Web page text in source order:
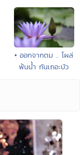
• ออกจากตม .. โผล่
พ้นน้ำ กันเถอะบัว